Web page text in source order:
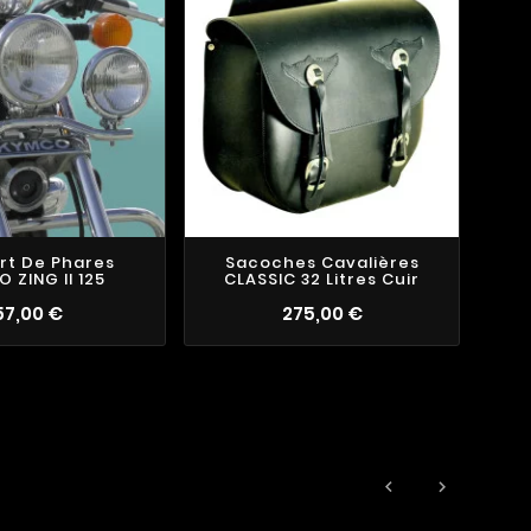
De Phares
ZING II 125
€
Sacoches Cavalières
CLASSIC 32 Litres Cuir
275,00 €
 